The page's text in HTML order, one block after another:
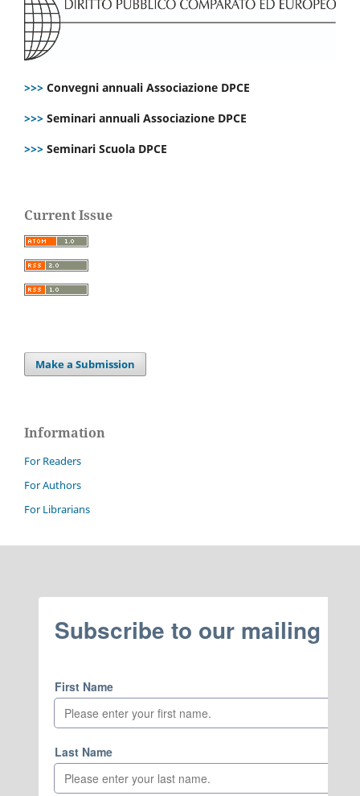
>>> Convegni annuali Associazione DPCE
>>> Seminari annuali Associazione DPCE
>>> Seminari Scuola DPCE
Current Issue
Make a Submission
Information
For Readers
For Authors
For Librarians